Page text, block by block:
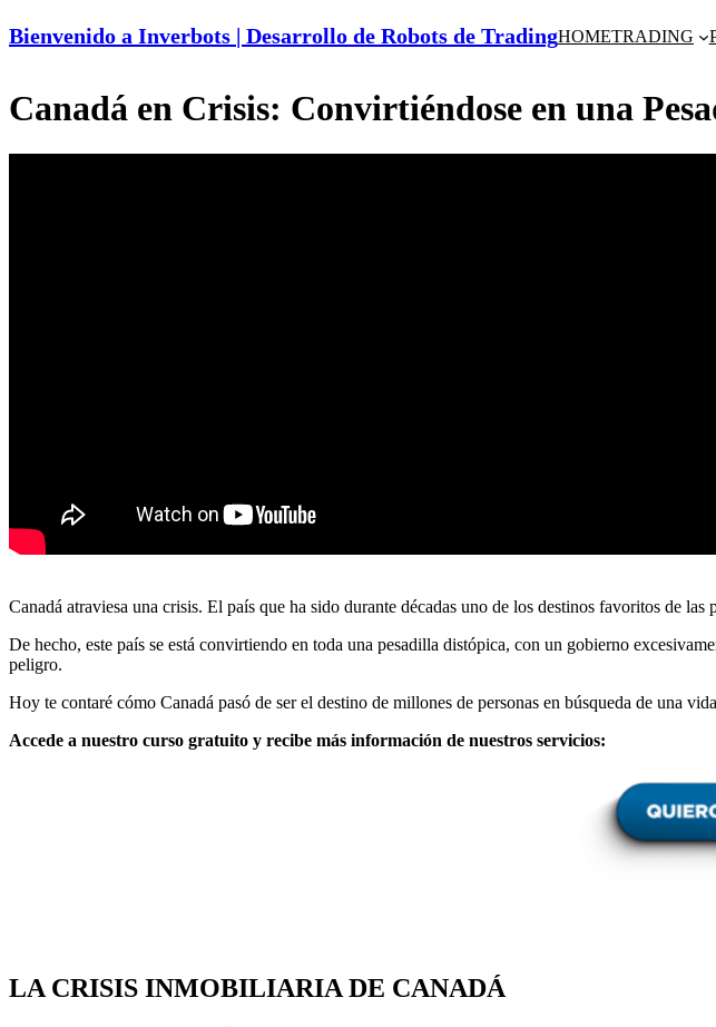
Bienvenido a Inverbots | Desarrollo de Robots de TradingHOMETRADING
Canadá en Crisis: Convirtiéndose en una
Canadá atraviesa una crisis. El país que ha sido durante décadas uno de los destinos favoritos de
De hecho, este país se está convirtiendo en toda una pesadilla distópica, con un gobierno
peligro.
Hoy te contaré cómo Canadá pasó de ser el destino de millones de personas en búsqueda de una
Accede a nuestro curso gratuito y recibe más información de nuestros servicios:
LA CRISIS INMOBILIARIA DE CANADÁ